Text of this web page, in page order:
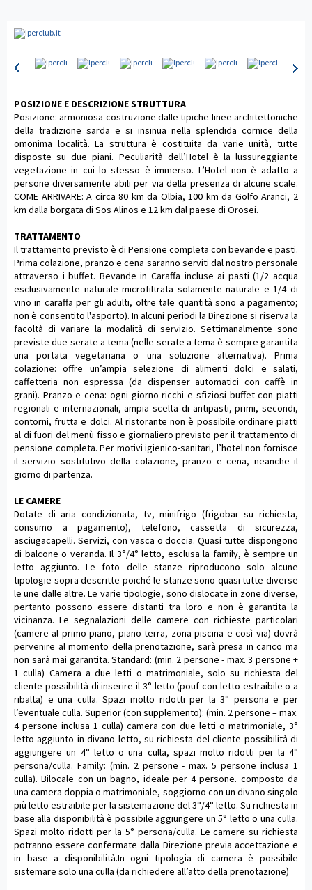
POSIZIONE E DESCRIZIONE STRUTTURA
Posizione: armoniosa costruzione dalle tipiche linee architettoniche
della tradizione sarda e si insinua nella splendida cornice della
omonima località. La struttura è costituita da varie unità, tutte
disposte su due piani. Peculiarità dell’Hotel è la lussureggiante
vegetazione in cui lo stesso è immerso. L’Hotel non è adatto a
persone diversamente abili per via della presenza di alcune scale.
COME ARRIVARE: A circa 80 km da Olbia, 100 km da Golfo Aranci, 2
km dalla borgata di Sos Alinos e 12 km dal paese di Orosei.
TRATTAMENTO
Il trattamento previsto è di Pensione completa con bevande e pasti.
Prima colazione, pranzo e cena saranno serviti dal nostro personale
attraverso i buffet. Bevande in Caraffa incluse ai pasti (1/2 acqua
esclusivamente naturale microfiltrata solamente naturale e 1/4 di
vino in caraffa per gli adulti, oltre tale quantità sono a pagamento;
non è consentito l'asporto). In alcuni periodi la Direzione si riserva la
facoltà di variare la modalità di servizio. Settimanalmente sono
previste due serate a tema (nelle serate a tema è sempre garantita
una portata vegetariana o una soluzione alternativa). Prima
colazione: offre un’ampia selezione di alimenti dolci e salati,
caffetteria non espressa (da dispenser automatici con caffè in
grani). Pranzo e cena: ogni giorno ricchi e sfiziosi buffet con piatti
regionali e internazionali, ampia scelta di antipasti, primi, secondi,
contorni, frutta e dolci. Al ristorante non è possibile ordinare piatti
al di fuori del menù fisso e giornaliero previsto per il trattamento di
pensione completa. Per motivi igienico-sanitari, l’hotel non fornisce
il servizio sostitutivo della colazione, pranzo e cena, neanche il
giorno di partenza.
LE CAMERE
Dotate di aria condizionata, tv, minifrigo (frigobar su richiesta,
consumo a pagamento), telefono, cassetta di sicurezza,
asciugacapelli. Servizi, con vasca o doccia. Quasi tutte dispongono
di balcone o veranda. Il 3°/4° letto, esclusa la family, è sempre un
letto aggiunto. Le foto delle stanze riproducono solo alcune
tipologie sopra descritte poiché le stanze sono quasi tutte diverse
le une dalle altre. Le varie tipologie, sono dislocate in zone diverse,
pertanto possono essere distanti tra loro e non è garantita la
vicinanza. Le segnalazioni delle camere con richieste particolari
(camere al primo piano, piano terra, zona piscina e così via) dovrà
pervenire al momento della prenotazione, sarà presa in carico ma
non sarà mai garantita. Standard: (min. 2 persone - max. 3 persone +
1 culla) Camera a due letti o matrimoniale, solo su richiesta del
cliente possibilità di inserire il 3° letto (pouf con letto estraibile o a
ribalta) e una culla. Spazi molto ridotti per la 3° persona e per
l’eventuale culla. Superior (con supplemento): (min. 2 persone – max.
4 persone inclusa 1 culla) camera con due letti o matrimoniale, 3°
letto aggiunto in divano letto, su richiesta del cliente possibilità di
aggiungere un 4° letto o una culla, spazi molto ridotti per la 4°
persona/culla. Family: (min. 2 persone - max. 5 persone inclusa 1
culla). Bilocale con un bagno, ideale per 4 persone. composto da
una camera doppia o matrimoniale, soggiorno con un divano singolo
più letto estraibile per la sistemazione del 3°/4° letto. Su richiesta in
base alla disponibilità è possibile aggiungere un 5° letto o una culla.
Spazi molto ridotti per la 5° persona/culla. Le camere su richiesta
potranno essere confermate dalla Direzione previa accettazione e
in base a disponibilità.In ogni tipologia di camera è possibile
sistemare solo una culla (da richiedere all’atto della prenotazione)